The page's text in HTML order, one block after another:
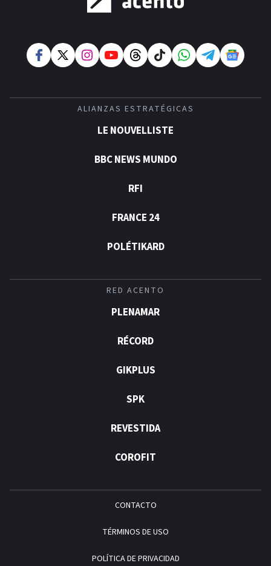
ALIANZAS ESTRATÉGICAS
LE NOUVELLISTE
BBC NEWS MUNDO
RFI
FRANCE 24
POLÉTIKARD
RED ACENTO
PLENAMAR
RÉCORD
GIKPLUS
SPK
REVESTIDA
COROFIT
CONTACTO
TÉRMINOS DE USO
POLÍTICA DE PRIVACIDAD